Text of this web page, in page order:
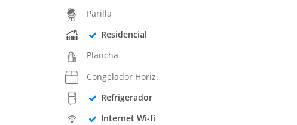
Parilla
Residencial
Plancha
Congelador Horiz.
Refrigerador
Internet Wi-fi